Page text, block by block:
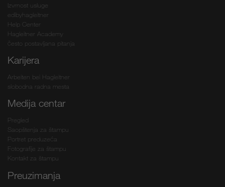
Izvrnost usluge
edibyhagleitner
Help Center
Hagleitner Academy
često postavljana pitanja
Karijera
Arbeiten bei Hagleitner
slobodna radna mesta
Medija centar
Pregled
Saopštenja za štampu
Portret preduzeća
Fotografije za štampu
Kontakt za štampu
Preuzimanja